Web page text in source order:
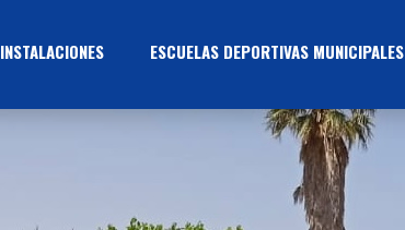
INSTALACIONES ESCUELAS DEPORTIVAS MUNICIPALES